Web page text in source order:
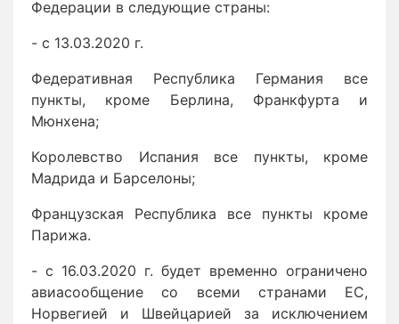
Федерации в следующие страны:
- с 13.03.2020 г.
Федеративная Республика Германия все
пункты, кроме Берлина, Франкфурта и
Мюнхена;
Королевство Испания все пункты, кроме
Мадрида и Барселоны;
Французская Республика все пункты кроме
Парижа.
- с 16.03.2020 г. будет временно ограничено
авиасообщение со всеми странами ЕС,
Норвегией и Швейцарией за исключением